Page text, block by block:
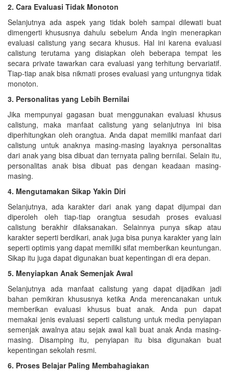
2. Cara Evaluasi Tidak Monoton
Selanjutnya ada aspek yang tidak boleh sampai dilewati buat
dimengerti khususnya dahulu sebelum Anda ingin menerapkan
evaluasi calistung yang secara khusus. Hal ini karena evaluasi
calistung terutama yang disiapkan oleh beberapa tempat les
secara private tawarkan cara evaluasi yang terhitung bervariatif.
Tiap-tiap anak bisa nikmati proses evaluasi yang untungnya tidak
monoton.
3. Personalitas yang Lebih Bernilai
Jika mempunyai gagasan buat menggunakan evaluasi khusus
calistung, maka manfaat calistung yang selanjutnya ini bisa
diperhitungkan oleh orangtua. Anda dapat memiliki manfaat dari
calistung untuk anaknya masing-masing layaknya personalitas
dari anak yang bisa dibuat dan ternyata paling bernilai. Selain itu,
personalitas anak bisa dibuat pas dengan keadaan masing-
masing.
4. Mengutamakan Sikap Yakin Diri
Selanjutnya, ada karakter dari anak yang dapat dijumpai dan
diperoleh oleh tiap-tiap orangtua sesudah proses evaluasi
calistung berakhir dilaksanakan. Selainnya punya sikap atau
karakter seperti berdikari, anak juga bisa punya karakter yang lain
seperti optimis yang dapat memiliki sifat memberikan keuntungan.
Sikap itu juga dapat digunakan buat kepentingan di era depan.
5. Menyiapkan Anak Semenjak Awal
Selanjutnya ada manfaat calistung yang dapat dijadikan jadi
bahan pemikiran khususnya ketika Anda merencanakan untuk
memberikan evaluasi khusus buat anak. Anda pun dapat
memakai jenis evaluasi seperti calistung untuk media penyiapan
semenjak awalnya atau sejak awal kali buat anak Anda masing-
masing. Disamping itu, penyiapan itu bisa digunakan buat
kepentingan sekolah resmi.
6. Proses Belajar Paling Membahagiakan